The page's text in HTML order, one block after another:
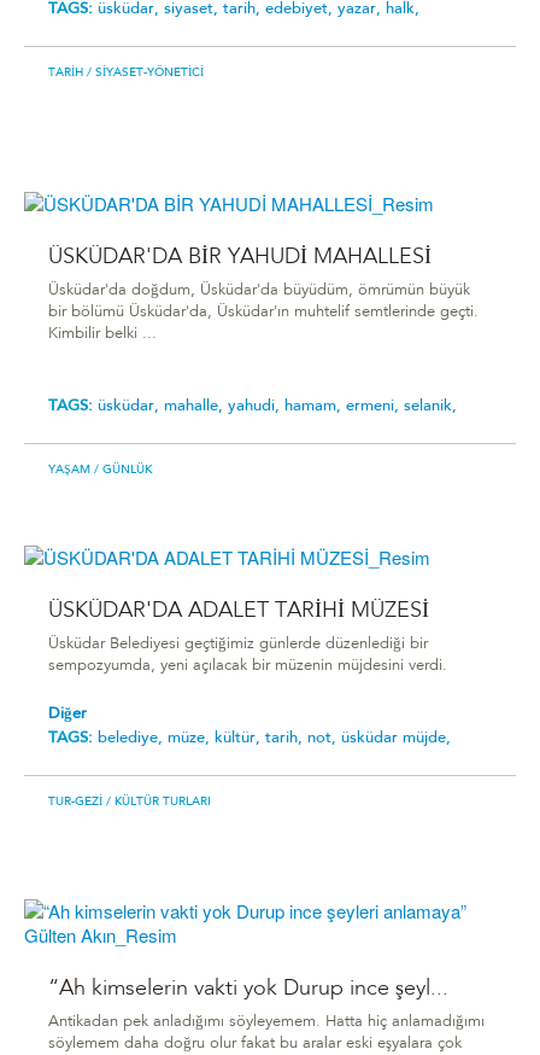
TAGS: üsküdar, siyaset, tarih, edebiyet, yazar, halk,
TARIH / SIYASET-YÖNETICI
ÜSKÜDAR'DA BİR YAHUDİ MAHALLESİ
Üsküdar'da doğdum, Üsküdar'da büyüdüm, ömrümün büyük
bir bölümü Üsküdar'da, Üsküdar'ın muhtelif semtlerinde geçti.
Kimbilir belki ...
TAGS: üsküdar, mahalle, yahudi, hamam, ermeni, selanik,
YAŞAM / GÜNLÜK
ÜSKÜDAR'DA ADALET TARİHİ MÜZESİ
Üsküdar Belediyesi geçtiğimiz günlerde düzenlediği bir
sempozyumda, yeni açılacak bir müzenin müjdesini verdi.
Diğer
TAGS: belediye, müze, kültür, tarih, not, üsküdar müjde,
TUR-GEZI / KÜLTÜR TURLARI
“Ah kimselerin vakti yok Durup ince şeyl...
Antikadan pek anladığımı söyleyemem. Hatta hiç anlamadığımı
söylemem daha doğru olur fakat bu aralar eski eşyalara çok